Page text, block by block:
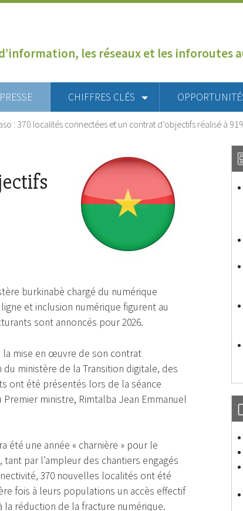
les réseaux et les inforoutes
CHIFFRES CLÉS
: 370 localités connectées et un contrat d’objectifs réalisé à
burkinabè chargé du numérique
et inclusion numérique figurent au
sont annoncés pour 2026.
la mise en œuvre de son contrat
du ministère de la Transition digitale, des
ont été présentés lors de la séance
ministre, Rimtalba Jean Emmanuel
été une année « charnière » pour le
par l’ampleur des chantiers engagés
370 nouvelles localités ont été
fois à leurs populations un accès effectif
réduction de la fracture numérique.